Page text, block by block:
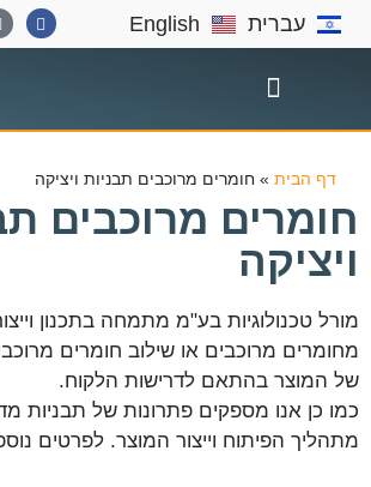
עברית English
דף הבית » חומרים מרוכבים תבניות ויציקה
חומרים מרוכבים
ויציקה
מורל טכנולוגיות בע"מ מתמחה בתכנון
מחומרים מרוכבים או שילוב חומרים
של המוצר בהתאם לדרישות הלקוח.
כמו כן אנו מספקים פתרונות של תבניות
מתהליך הפיתוח וייצור המוצר. לפרטים